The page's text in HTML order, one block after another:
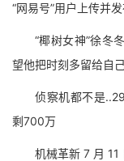
“网易号”用户上传并
“椰树女神”徐冬冬
望他把时刻多留给自
侦察机都不是..29
剩700万
机械革新 7 月 11